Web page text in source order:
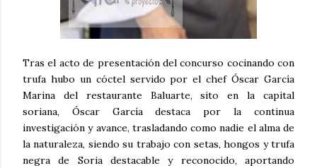
Tras el acto de presentación del concurso cocinando con
trufa hubo un cóctel servido por el chef Óscar García
Marina del restaurante Baluarte, sito en la capital
soriana, Óscar García destaca por la continua
investigación y avance, trasladando como nadie el alma de
la naturaleza, siendo su trabajo con setas, hongos y trufa
negra de Soria destacable y reconocido, aportando